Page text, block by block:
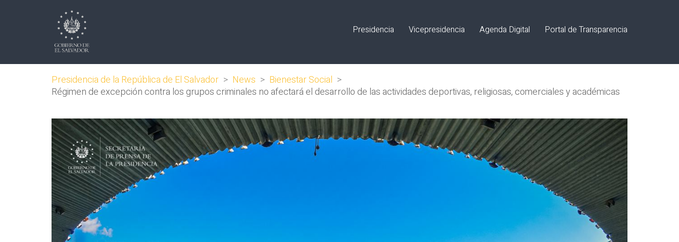
Presidencia Vicepresidencia Agenda Digital Portal de Transparencia
Presidencia de la República de El Salvador > News > Bienestar Social >
Régimen de excepción contra los grupos criminales no afectará el desarrollo de las actividades deportivas, religiosas, comerciales y académicas